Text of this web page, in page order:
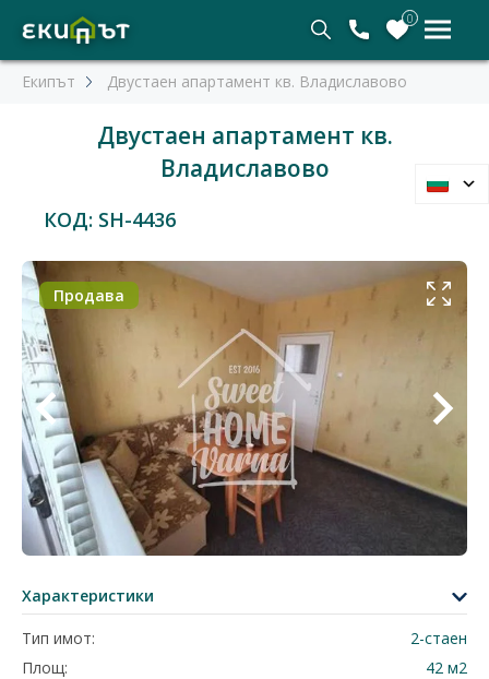
0
Екипът Двустаен апартамент кв. Владиславово
Двустаен апартамент кв.
Владиславово
КОД: SH-4436
Продава
Характеристики
Тип имот:
2-стаен
Площ:
42 м2